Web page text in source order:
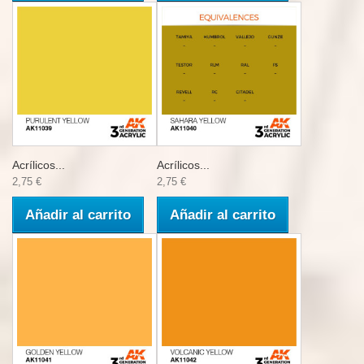
Acrílicos...
2,75 €
Añadir al carrito
Acrílicos...
2,75 €
Añadir al carrito